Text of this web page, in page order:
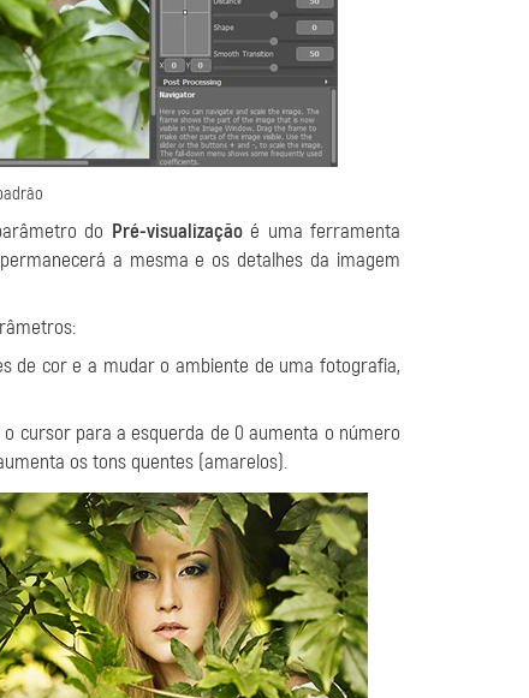
do Pré-visualizaçãoé uma ferramenta
a mesma e os detalhes da imagem
de cor e a mudar o ambiente de uma fotografia,
cursor para a esquerda de 0 aumenta o número
os tons quentes (amarelos).